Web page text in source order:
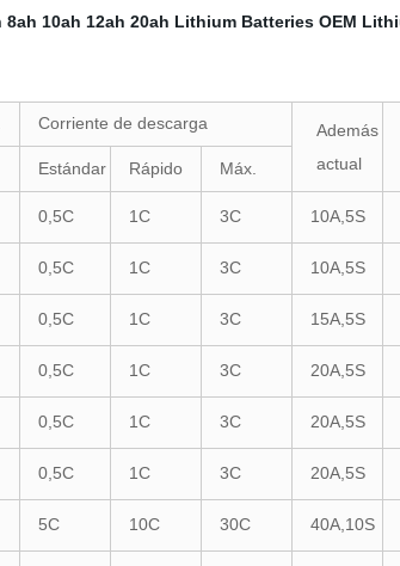
Corriente de descarga
Además
actual
Estándar Rápido
Máx.
0,5C 1C 3C 10A,5S
0,5C 1C 3C 10A,5S
0,5C 1C 3C 15A,5S
0,5C 1C 3C 20A,5S
0,5C 1C 3C 20A,5S
0,5C 1C 3C 20A,5S
5C 10C 30C 40A,10S